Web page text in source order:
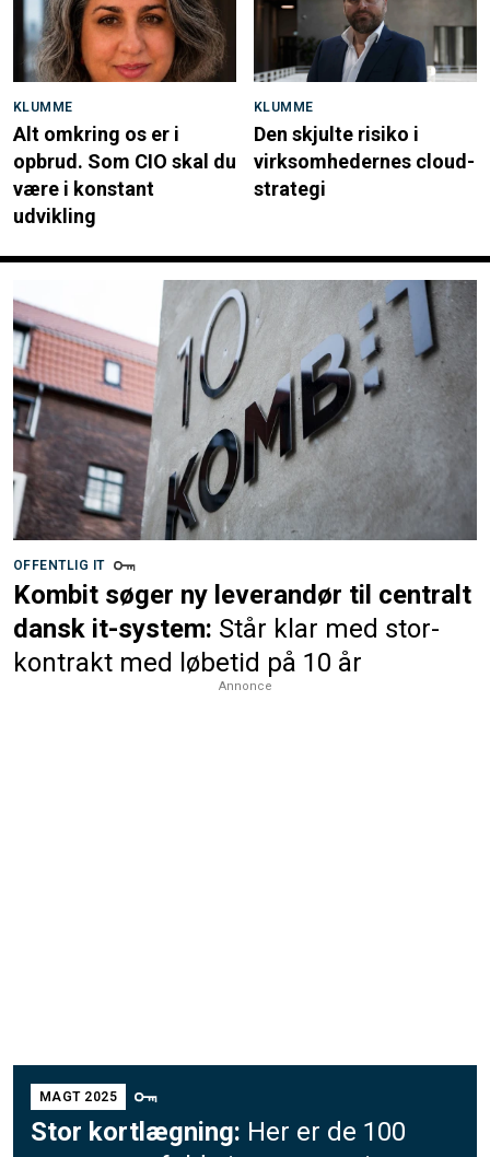
KLUMME
Alt omkring os er i
opbrud. Som CIO skal du
være i konstant
udvikling
KLUMME
Den skjulte risiko i
virksomhedernes cloud-
strategi
OFFENTLIG IT
Kombit søger ny leverandør til centralt
dansk it-system: Står klar med stor-
kontrakt med løbetid på 10 år
Annonce
MAGT 2025
Stor kortlægning: Her er de 100